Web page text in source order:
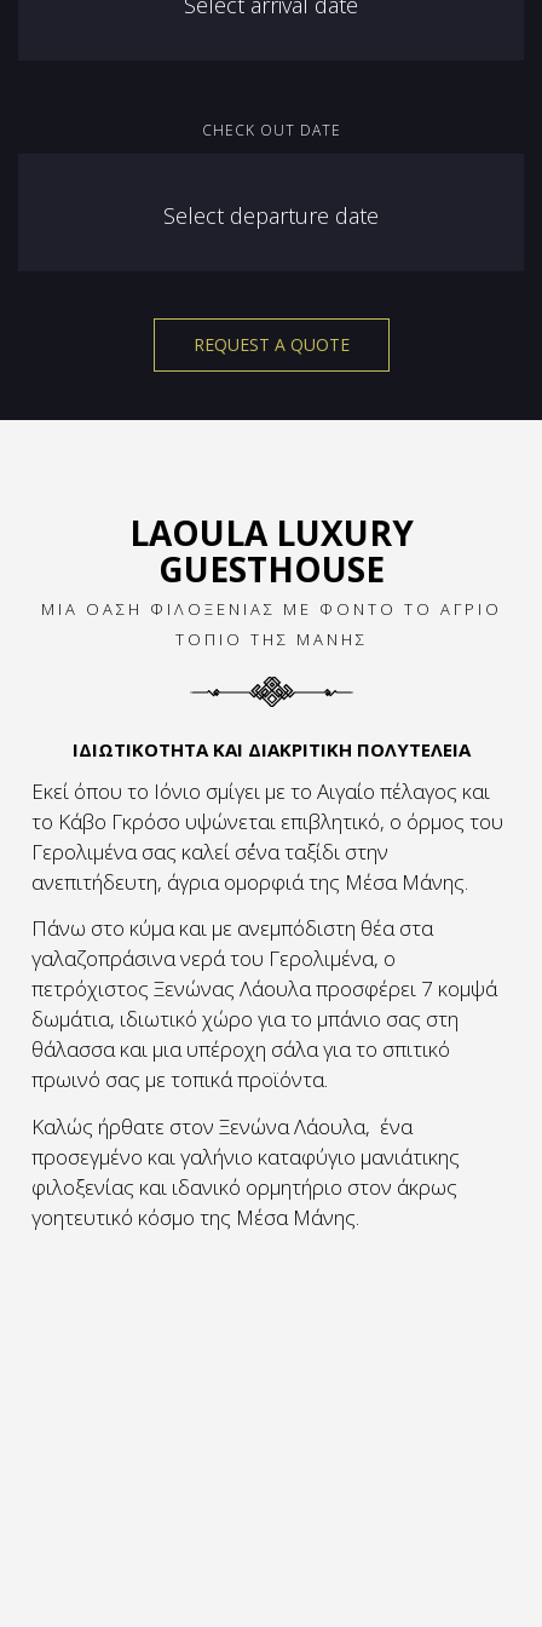
CHECK OUT DATE
REQUEST A QUOTE
LAOULA LUXURY
GUESTHOUSE
ΜΙΑ ΟΑΣΗ ΦΙΛΟΞΕΝΙΑΣ ΜΕ ΦΟΝΤΟ ΤΟ ΑΓΡΙΟ
ΤΟΠΙΟ ΤΗΣ ΜΑΝΗΣ
ΙΔΙΩΤΙΚΟΤΗΤΑ ΚΑΙ ΔΙΑΚΡΙΤΙΚΗ ΠΟΛΥΤΕΛΕΙΑ
Εκεί όπου το Iόνιο σμίγει με το Aιγαίο πέλαγος και
το Κάβο Γκρόσο υψώνεται επιβλητικό, ο όρμος του
Γερολιμένα σας καλεί σ΄ένα ταξίδι στην
ανεπιτήδευτη, άγρια ομορφιά της Μέσα Μάνης.
Πάνω στο κύμα και με ανεμπόδιστη θέα στα
γαλαζοπράσινα νερά του Γερολιμένα, ο
πετρόχιστος Ξενώνας Λάουλα προσφέρει 7 κομψά
δωμάτια, ιδιωτικό χώρο για το μπάνιο σας στη
θάλασσα και μια υπέροχη σάλα για το σπιτικό
πρωινό σας με τοπικά προϊόντα.
Καλώς ήρθατε στον Ξενώνα Λάουλα, ένα
προσεγμένο και γαλήνιο καταφύγιο μανιάτικης
φιλοξενίας και ιδανικό ορμητήριο στον άκρως
γοητευτικό κόσμο της Μέσα Μάνης.